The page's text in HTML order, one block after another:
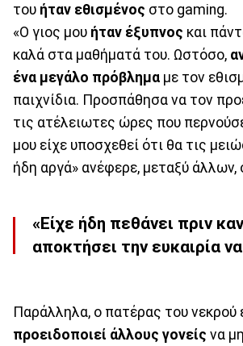
του ήταν εθισμένος στο gaming.
«Ο γιος μου ήταν έξυπνος και
καλά στα μαθήματά του. Ωστόσο,
ένα μεγάλο πρόβλημα με τον
παιχνίδια. Προσπάθησα να τον
τις ατέλειωτες ώρες που
μου είχε υποσχεθεί ότι θα τις
ήδη αργά» ανέφερε, μεταξύ άλλων,
«Είχε ήδη πεθάνει πριν καν
αποκτήσει την ευκαιρία
Παράλληλα, ο πατέρας του νεκρού
προειδοποιεί άλλους γονείς να